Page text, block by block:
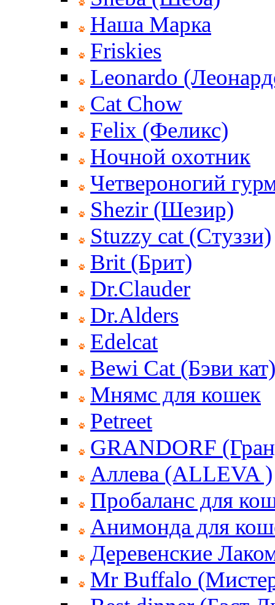
Наша Марка
Friskies
Leonardo
Cat Chow
Felix (Феликс)
Ночной охотник
Четвероногий
Shezir (Шезир)
Stuzzy cat (Стуззи)
Brit (Брит)
Dr.Clauder
Dr.Alders
Edelcat
Bewi Cat (Бэви кат)
Мнямс для кошек
Petreet
GRANDORF
Аллева (ALLEVA )
Пробаланс для
Анимонда для
Деревенские
Mr Buffalo